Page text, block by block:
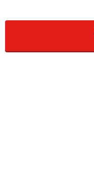
実際に手本を見